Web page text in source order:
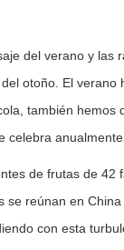
del verano y las
otoño. El
también hemos
celebra
de frutas de 42
reúnan en
con esta